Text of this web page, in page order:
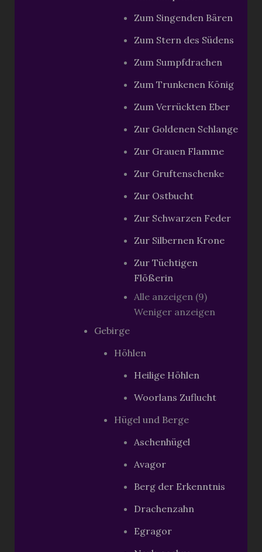
Zum Singenden Bären
Zum Stern des Südens
Zum Sumpfdrachen
Zum Trunkenen König
Zum Verrückten Eber
Zur Goldenen Schlange
Zur Grauen Flamme
Zur Gruftenschenke
Zur Ostbucht
Zur Schwarzen Feder
Zur Silbernen Krone
Zur Tüchtigen
Flößerin
Alle anzeigen (9)
Weniger anzeigen
Gebirge
Höhlen
Heilige Höhlen
Woorlans Zuflucht
Hügel und Berge
Aschenhügel
Avagor
Berg der Erkenntnis
Drachenzahn
Egragor